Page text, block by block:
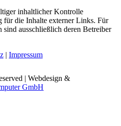
inhaltlicher Kontrolle
für die Inhalte externer Links. Für
ausschließlich deren Betreiber
| Impressum
| Webdesign &
GmbH